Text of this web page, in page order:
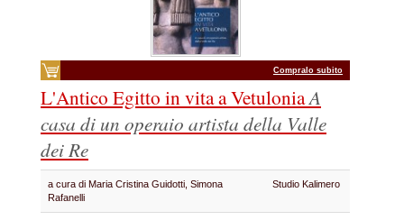
Compralo subito
L'Antico Egitto in vita a VetuloniaA
casa di un operaio artista della Valle
dei Re
a cura di Maria Cristina Guidotti, Simona
Rafanelli
Studio Kalimero